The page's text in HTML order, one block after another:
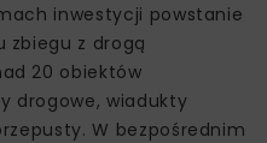
inwestycji powstanie
zbiegu z drogą
20 obiektów
drogowe, wiadukty
W bezpośrednim